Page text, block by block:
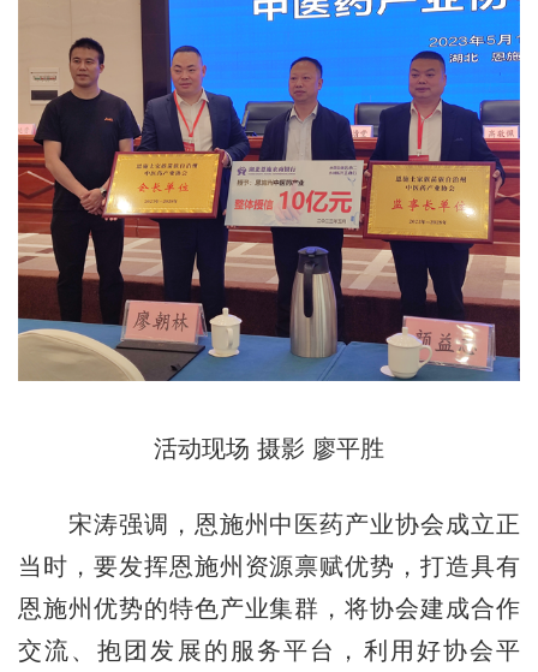
活动现场 摄影 廖平胜
宋涛强调，恩施州中医药产业协会成立正
当时，要发挥恩施州资源禀赋优势，打造具有
恩施州优势的特色产业集群，将协会建成合作
交流、抱团发展的服务平台，利用好协会平